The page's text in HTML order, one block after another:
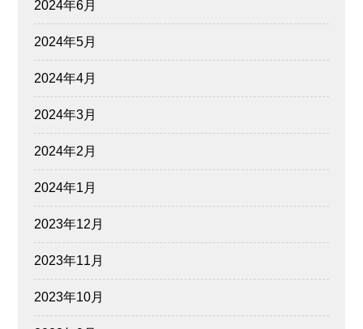
2024年6月
2024年5月
2024年4月
2024年3月
2024年2月
2024年1月
2023年12月
2023年11月
2023年10月